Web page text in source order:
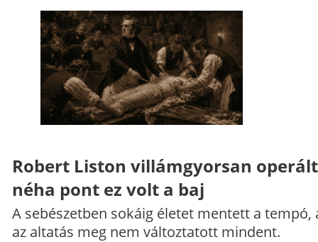
Robert Liston villámgyorsan
néha pont ez volt a baj
A sebészetben sokáig életet mentett a tempó,
az altatás meg nem változtatott mindent.